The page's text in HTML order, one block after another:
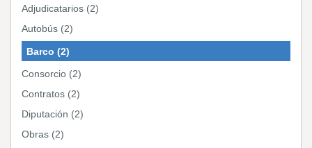
Adjudicatarios (2)
Autobús (2)
Barco (2)
Consorcio (2)
Contratos (2)
Diputación (2)
Obras (2)